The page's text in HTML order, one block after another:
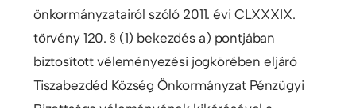
önkormányzatairól szóló 2011. évi CLXXXIX.
törvény 120. § (1) bekezdés a) pontjában
biztosított véleményezési jogkörében eljáró
Tiszabezdéd Község Önkormányzat Pénzügyi